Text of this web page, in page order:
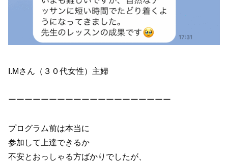
I.Mさん（３０代女性）主婦
ーーーーーーーーーーーーーーーーーーーー
プログラム前は本当に
参加して上達できるか
不安とおっしゃる方ばかりでしたが、